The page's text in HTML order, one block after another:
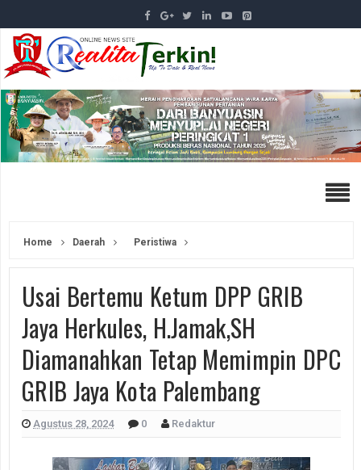
Home Daerah Peristiwa
Usai Bertemu Ketum DPP GRIB
Jaya Herkules, H.Jamak,SH
Diamanahkan Tetap Memimpin DPC
GRIB Jaya Kota Palembang
Agustus 28, 2024 0 Redaktur